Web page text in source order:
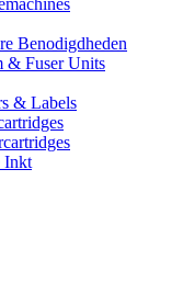
Benodigdheden
& Fuser Units
& Labels
Inkt